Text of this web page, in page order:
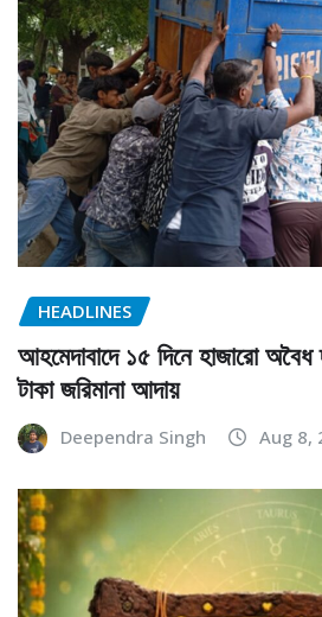
HEADLINES
আহমেদাবাদে ১৫ দিনে হাজারো
টাকা জরিমানা আদায়
Deependra Singh Aug 8,